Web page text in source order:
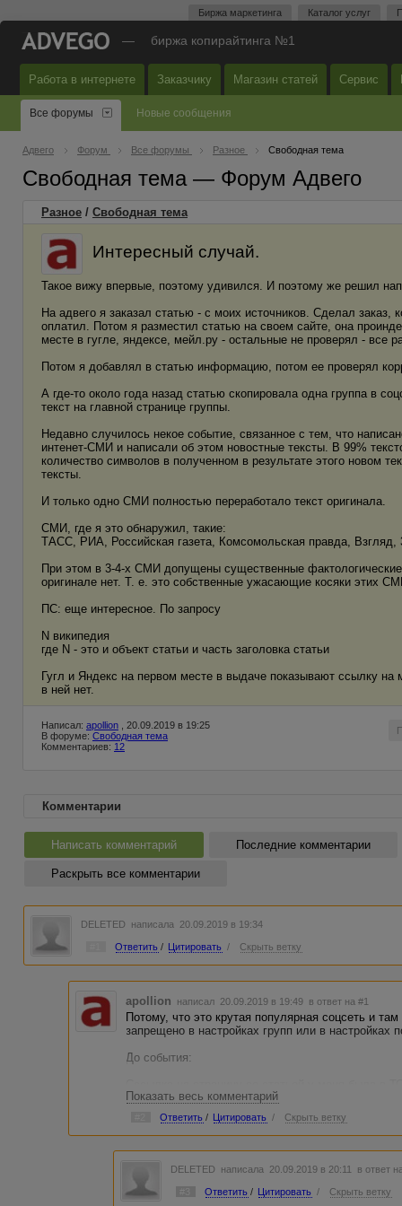
Биржа маркетинга Каталог услуг
— биржа копирайтинга №1
Работа в интернете Заказчику Магазин статей Сервис
Все форумы Новые сообщения
Адвего Форум Все форумы Разное Свободная тема
Свободная тема — Форум Адвего
Разное / Свободная тема
Интересный случай.
Такое вижу впервые, поэтому удивился. И поэтому же решил
На адвего я заказал статью - с моих источников. Сделал заказ,
оплатил. Потом я разместил статью на своем сайте, она
месте в гугле, яндексе, мейл.ру - остальные не проверял - все
Потом я добавлял в статью информацию, потом ее проверял
А где-то около года назад статью скопировала одна группа в
текст на главной странице группы.
Недавно случилось некое событие, связанное с тем, что
интенет-СМИ и написали об этом новостные тексты. В 99%
количество символов в полученном в результате этого новом
тексты.
И только одно СМИ полностью переработало текст оригинала.
СМИ, где я это обнаружил, такие:
ТАСС, РИА, Российская газета, Комсомольская правда,
При этом в 3-4-х СМИ допущены существенные
оригинале нет. Т. е. это собственные ужасающие косяки этих
ПС: еще интересное. По запросу
N википедия
где N - это и объект статьи и часть заголовка статьи
Гугл и Яндекс на первом месте в выдаче показывают ссылку
в ней нет.
Написал: apollion , 20.09.2019 в 19:25
В форуме: Свободная тема
Комментариев: 12
Комментарии
Написать комментарий Последние комментарии
Раскрыть все комментарии
DELETED написала 20.09.2019 в 19:34
Ответить / Цитировать / Скрыть ветку
apollion написал 20.09.2019 в 19:49 в ответ на #1
Потому, что это крутая популярная соцсеть и
запрещено в настройках групп или в настройках
До события:
Ссылка на страницу с текстом в группе - ТОП-3
выдаче.
После события:
Всё тоже самое. Но, если набрать в поиске
событие N
Показать весь комментарий
Ответить / Цитировать / Скрыть ветку
DELETED написала 20.09.2019 в 20:11 в ответ
Ответить / Цитировать / Скрыть ветку